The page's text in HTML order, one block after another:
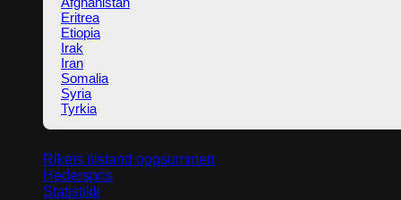
Eritrea
Etiopia
Irak
Iran
Somalia
Syria
Tyrkia
Rikets tilstand oppsummert
Hederspris
Statistikk